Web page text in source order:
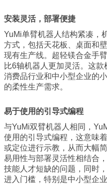
安装灵活，部署便捷
YuMi单臂机器人结构紧凑，
方式，包括天花板、桌面和
现有生产线。超轻镁合金手
比6轴机器人更加灵活。这
消费品行业和中小型企业的
的柔性生产需求。
易于使用的引导式编程
与YuMi双臂机器人相同，
使用的引导式编程，这意味
或定位进行示教，从而大幅
易用性与部署灵活性相结合
技能人才短缺的问题，同时
进入门槛，特别是中小型企业